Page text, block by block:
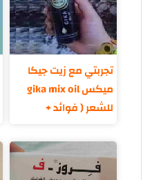
تجربتي مع زيت جيكا
ميكس gika mix oil
للشعر ( فوائد +